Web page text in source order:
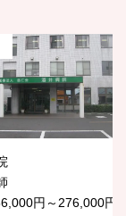
円～276,000円